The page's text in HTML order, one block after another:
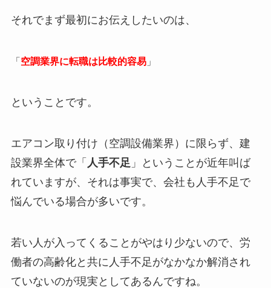
それでまず最初にお伝えしたいのは、
「 空調業界に転職は比較的容易」
ということです。
エアコン取り付け（空調設備業界）に限らず、建
設業界全体で「 人手不足 」ということが近年叫ば
れていますが、それは事実で、会社も人手不足で
悩んでいる場合が多いです。
若い人が入ってくることがやはり少ないので、労
働者の高齢化と共に人手不足がなかなか解消され
ていないのが現実としてあるんですね。